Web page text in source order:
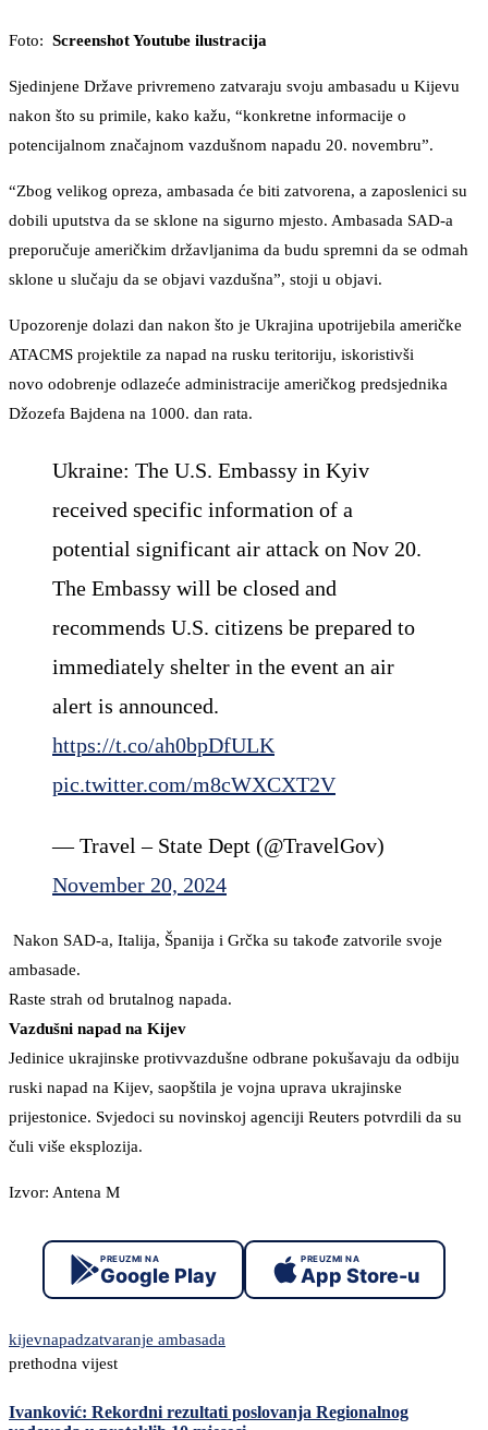
Foto: Screenshot Youtube ilustracija
Sjedinjene Države privremeno zatvaraju svoju ambasadu u Kijevu
nakon što su primile, kako kažu, “konkretne informacije o
potencijalnom značajnom vazdušnom napadu 20. novembru”.
“Zbog velikog opreza, ambasada će biti zatvorena, a zaposlenici su
dobili uputstva da se sklone na sigurno mjesto. Ambasada SAD-a
preporučuje američkim državljanima da budu spremni da se odmah
sklone u slučaju da se objavi vazdušna”, stoji u objavi.
Upozorenje dolazi dan nakon što je Ukrajina upotrijebila američke
ATACMS projektile za napad na rusku teritoriju, iskoristivši
novo odobrenje odlazeće administracije američkog predsjednika
Džozefa Bajdena na 1000. dan rata.
Ukraine: The U.S. Embassy in Kyiv
received specific information of a
potential significant air attack on Nov 20.
The Embassy will be closed and
recommends U.S. citizens be prepared to
immediately shelter in the event an air
alert is announced.
https://t.co/ah0bpDfULK
pic.twitter.com/m8cWXCXT2V
— Travel – State Dept (@TravelGov)
November 20, 2024
Nakon SAD-a, Italija, Španija i Grčka su takođe zatvorile svoje
ambasade.
Raste strah od brutalnog napada.
Vazdušni napad na Kijev
Jedinice ukrajinske protivvazdušne odbrane pokušavaju da odbiju
ruski napad na Kijev, saopštila je vojna uprava ukrajinske
prijestonice. Svjedoci su novinskoj agenciji Reuters potvrdili da su
čuli više eksplozija.
Izvor: Antena M
PREUZMI NA
Google Play
PREUZMI NA
App Store-u
kijevnapadzatvaranje ambasada
prethodna vijest
Ivanković: Rekordni rezultati poslovanja Regionalnog